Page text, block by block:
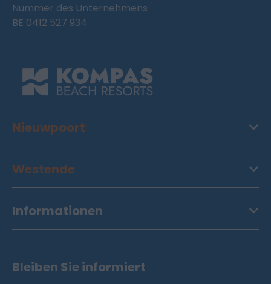
Nummer des Unternehmens
BE 0412 527 934
Nieuwpoort
Westende
Informationen
Bleiben Sie informiert